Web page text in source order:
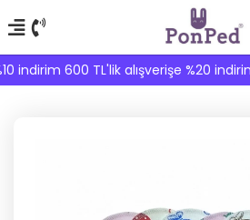
indirim 600 TL'lik alışverişe %20 indirim